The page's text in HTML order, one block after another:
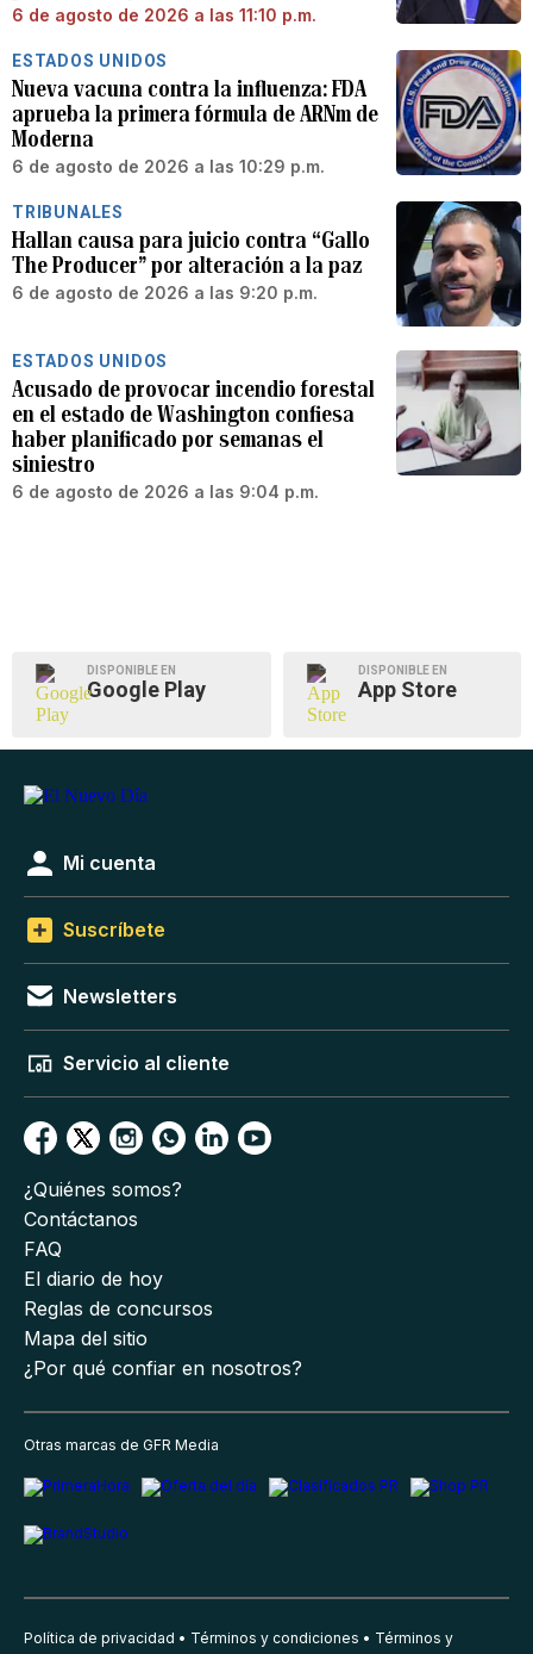
6 de agosto de 2026 a las 11:10 p.m.
ESTADOS UNIDOS
Nueva vacuna contra la influenza: FDA
aprueba la primera fórmula de ARNm de
Moderna
6 de agosto de 2026 a las 10:29 p.m.
TRIBUNALES
Hallan causa para juicio contra “Gallo
The Producer” por alteración a la paz
6 de agosto de 2026 a las 9:20 p.m.
ESTADOS UNIDOS
Acusado de provocar incendio forestal
en el estado de Washington confiesa
haber planificado por semanas el
siniestro
6 de agosto de 2026 a las 9:04 p.m.
DISPONIBLE EN
Google Play
DISPONIBLE EN
App Store
Mi cuenta
Suscríbete
Newsletters
Servicio al cliente
¿Quiénes somos?
Contáctanos
FAQ
El diario de hoy
Reglas de concursos
Mapa del sitio
¿Por qué confiar en nosotros?
Otras marcas de GFR Media
Política de privacidad Términos y condiciones Términos y